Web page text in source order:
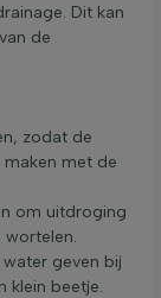
Dit kan
de
zodat de
met de
om uitdroging
water geven bij
klein beetje.